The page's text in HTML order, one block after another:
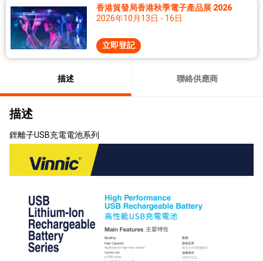
香港貿發局香港秋季電子產品展 2026
2026年10月13日 - 16日
立即登記
描述 聯絡供應商
描述
鋰離子USB充電電池系列